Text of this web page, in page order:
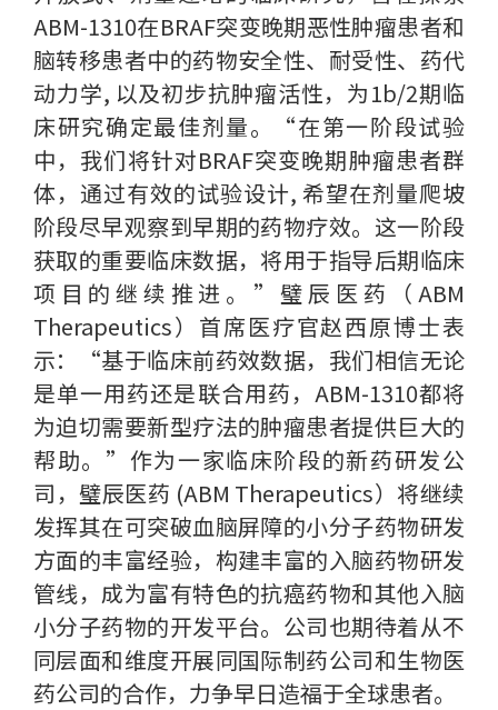
ABM-1310在BRAF突变晚期恶性肿瘤患者和
脑转移患者中的药物安全性、耐受性、药代
动力学, 以及初步抗肿瘤活性，为1b/2期临
床研究确定最佳剂量。“在第一阶段试验
中，我们将针对BRAF突变晚期肿瘤患者群
体，通过有效的试验设计, 希望在剂量爬坡
阶段尽早观察到早期的药物疗效。这一阶段
获取的重要临床数据，将用于指导后期临床
项目的继续推进。”璧辰医药（ABM
Therapeutics）首席医疗官赵西原博士表
示：“基于临床前药效数据，我们相信无论
是单一用药还是联合用药，ABM-1310都将
为迫切需要新型疗法的肿瘤患者提供巨大的
帮助。”作为一家临床阶段的新药研发公
司，璧辰医药 (ABM Therapeutics）将继续
发挥其在可突破血脑屏障的小分子药物研发
方面的丰富经验，构建丰富的入脑药物研发
管线，成为富有特色的抗癌药物和其他入脑
小分子药物的开发平台。公司也期待着从不
同层面和维度开展同国际制药公司和生物医
药公司的合作，力争早日造福于全球患者。